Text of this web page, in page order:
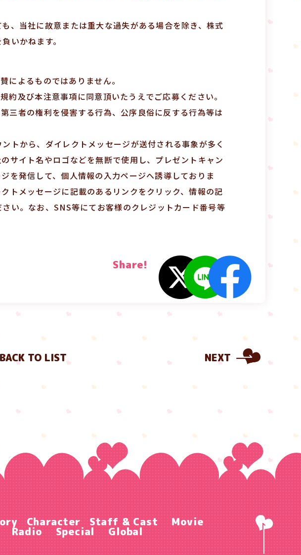
、当社に故意または重大な過失がある場合を除き、株式
いかねます。
よるものではありません。
及び本注意事項に同意頂いたうえでご応募ください。
三者の権利を侵害する行為、公序良俗に反する行為等は
トから、ダイレクトメッセージが送付される事象が多く
サイト名やロゴなどを無断で使用し、プレゼントキャン
を発信して、個人情報の入力ページへ誘導しておりま
トメッセージに記載のあるリンクをクリック、情報の記
い。なお、SNS等にてお客様のクレジットカード番号等
Share!
BACK TO LIST NEXT
Character Staff & Cast Movie
Radio Special Global